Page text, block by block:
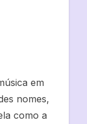
em
nomes,
como a